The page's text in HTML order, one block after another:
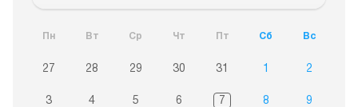
Пн Вт Ср Чт Пт Сб Вс
27 28 29 30 31 1 2
3 4 5 6 7 8 9